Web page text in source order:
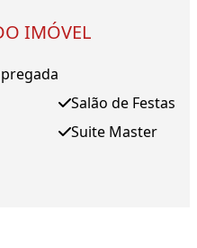
IMÓVEL
Salão de Festas
Suite Master